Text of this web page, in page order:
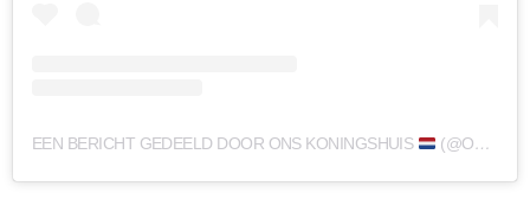
EEN BERICHT GEDEELD DOOR ONS KONINGSHUIS (@ONSKONINGSHUIS)